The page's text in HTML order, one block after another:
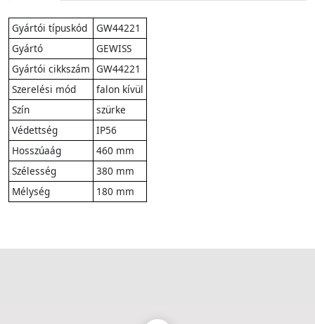
Gyártói típuskód
GW44221
Gyártó
GEWISS
Gyártói cikkszám GW44221
Szerelési mód
falon kívül
Szín
szürke
Védettség
IP56
Hosszúaág
460 mm
Szélesség
380 mm
Mélység
180 mm